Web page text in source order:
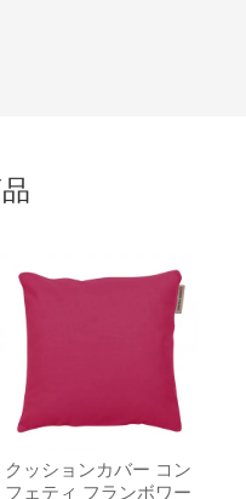
クッションカバー コン
フェティ フランボワー